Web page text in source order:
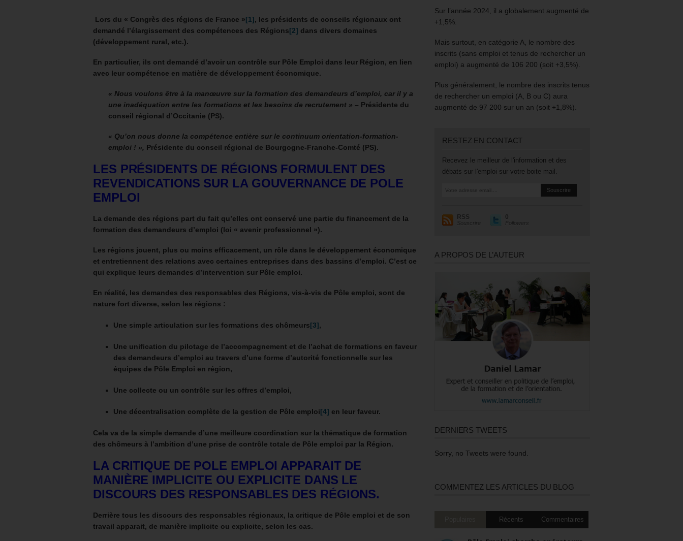
Lors du « Congrès des régions de France »[1], les présidents de conseils régionaux ont
demandé l’élargissement des compétences des Régions[2] dans divers domaines
(développement rural, etc.).
En particulier, ils ont demandé d’avoir un contrôle sur Pôle Emploi dans leur Région, en lien
avec leur compétence en matière de développement économique.
« Nous voulons être à la manœuvre sur la formation des demandeurs d’emploi, car il y a
une inadéquation entre les formations et les besoins de recrutement » – Présidente du
conseil régional d’Occitanie (PS).
« Qu’on nous donne la compétence entière sur le continuum orientation-formation-
emploi ! », Présidente du conseil régional de Bourgogne-Franche-Comté (PS).
LES PRÉSIDENTS DE RÉGIONS FORMULENT DES
REVENDICATIONS SUR LA GOUVERNANCE DE POLE
EMPLOI
La demande des régions part du fait qu’elles ont conservé une partie du financement de la
formation des demandeurs d’emploi (loi « avenir professionnel »).
Les régions jouent, plus ou moins efficacement, un rôle dans le développement économique
et entretiennent des relations avec certaines entreprises dans des bassins d’emploi. C’est ce
qui explique leurs demandes d’intervention sur Pôle emploi.
En réalité, les demandes des responsables des Régions, vis-à-vis de Pôle emploi, sont de
nature fort diverse, selon les régions :
Une simple articulation sur les formations des chômeurs[3],
Une unification du pilotage de l’accompagnement et de l’achat de formations en faveur
des demandeurs d’emploi au travers d’une forme d’autorité fonctionnelle sur les
équipes de Pôle Emploi en région,
Une collecte ou un contrôle sur les offres d’emploi,
Une décentralisation complète de la gestion de Pôle emploi[4] en leur faveur.
Cela va de la simple demande d’une meilleure coordination sur la thématique de formation
des chômeurs à l’ambition d’une prise de contrôle totale de Pôle emploi par la Région.
LA CRITIQUE DE POLE EMPLOI APPARAIT DE
MANIÈRE IMPLICITE OU EXPLICITE DANS LE
DISCOURS DES RESPONSABLES DES RÉGIONS.
Derrière tous les discours des responsables régionaux, la critique de Pôle emploi et de son
travail apparait, de manière implicite ou explicite, selon les cas.
Sur l’année 2024, il a globalement augmenté de
+1,5%.
Mais surtout, en catégorie A, le nombre des
inscrits (sans emploi et tenus de rechercher un
emploi) a augmenté de 106 200 (soit +3,5%).
Plus généralement, le nombre des inscrits tenus
de rechercher un emploi (A, B ou C) aura
augmenté de 97 200 sur un an (soit +1,8%).
RESTEZ EN CONTACT
Recevez le meilleur de l'information et des
débats sur l'emploi sur votre boite mail.
RSS
Souscrire
0
Followers
A PROPOS DE L’AUTEUR
DERNIERS TWEETS
Sorry, no Tweets were found.
COMMENTEZ LES ARTICLES DU BLOG
Récents Commentaires